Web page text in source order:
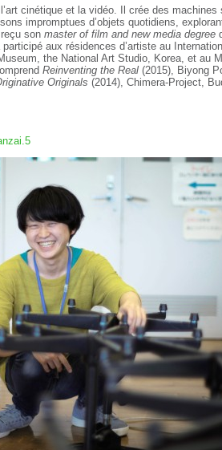
cinétique et la vidéo. Il crée des machines
impromptues d’objets quotidiens,
son master of film and new media degree
aux résidences d’artiste au
the National Art Studio, Korea, et au
Reinventing the Real (2015), Biyong
Originals (2014), Chimera-Project,